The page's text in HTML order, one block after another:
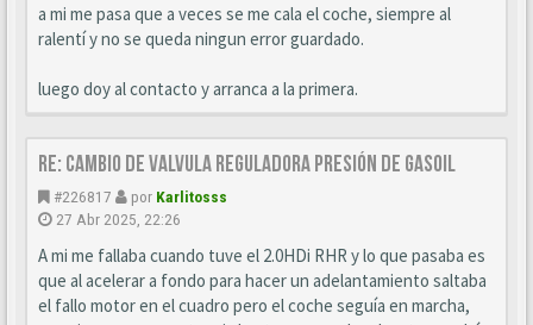
a mi me pasa que a veces se me cala el coche, siempre al
ralentí y no se queda ningun error guardado.
luego doy al contacto y arranca a la primera.
Re: Cambio de valvula reguladora presión de gasoil
#226817 por Karlitosss
27 Abr 2025, 22:26
A mi me fallaba cuando tuve el 2.0HDi RHR y lo que pasaba es
que al acelerar a fondo para hacer un adelantamiento saltaba
el fallo motor en el cuadro pero el coche seguía en marcha,